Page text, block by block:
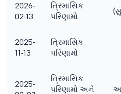
2026-
02-13
ત્રિમાસિક
પરિણામો
2025-
11-13
ત્રિમાસિક
પરિણામો
2025-
ત્રિમાસિક
પરિણામો અને